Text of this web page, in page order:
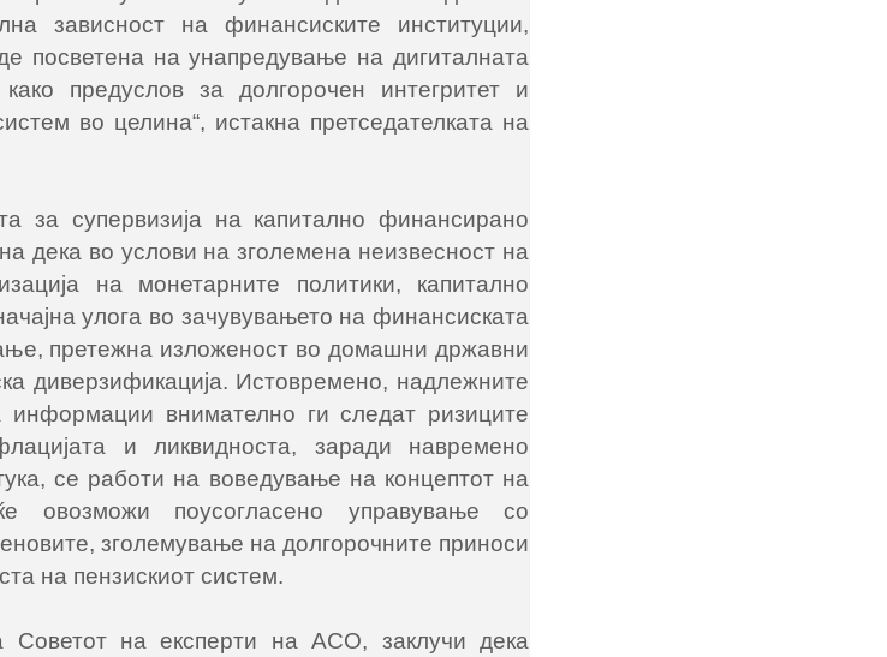
зависност на финансиските институции,
посветена на унапредување на дигиталната
предуслов за долгорочен интегритет и
во целина“, истакна претседателката на
за супервизија на капитално финансирано
дека во услови на зголемена неизвесност на
на монетарните политики, капитално
улога во зачувувањето на финансиската
претежна изложеност во домашни државни
диверзификација. Истовремено, надлежните
внимателно ги следат ризиците
и ликвидноста, заради навремено
се работи на воведување на концептот на
овозможи поусогласено управување со
зголемување на долгорочните приноси
на пензискиот систем.
Советот на експерти на АСО, заклучи дека